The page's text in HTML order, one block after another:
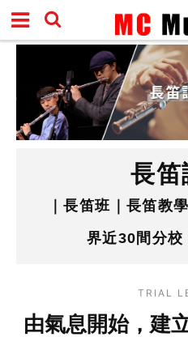
長笛
｜長笛班｜長笛教
界近30間分
TRIAL
由氣息開始，建